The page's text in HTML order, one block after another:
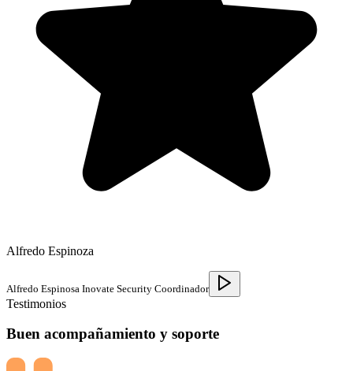
Alfredo Espinoza
Alfredo Espinosa Inovate Security Coordinador
Testimonios
Buen acompañamiento y soporte